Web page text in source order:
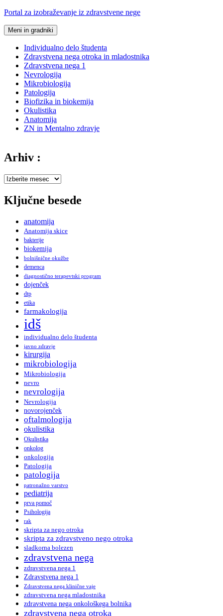
Preskoči
vsebino
Portal za izobraževanje iz zdravstvene nege
Meni in gradniki
Individualno delo študenta
Zdravstvena nega otroka in mladostnika
Zdravstvena nega 1
Nevrologija
Mikrobiologija
Patologija
Biofizika in biokemija
Okulistika
Anatomija
ZN in Mentalno zdravje
Arhiv :
Arhiv
Ključne besede
anatomija
Anatomija skice
bakterije
biokemija
bolnišnične okužbe
demenca
diagnostično terapevtski program
dojenček
dtp
etika
farmakologija
idš
individualno delo študenta
javno zdravje
kirurgija
mikrobiologija
Mikrobiologija
nevro
nevrologija
Nevrologija
novorojenček
oftalmologija
okulistika
Okulistika
onkolog
onkologija
Patologija
patologija
patronažno varstvo
pediatrija
prva pomoč
Psihologija
rak
skripta za nego otroka
skripta za zdravstveno nego otroka
sladkorna bolezen
zdravstvena nega
zdravstvena nega 1
Zdravstvena nega 1
Zdravstvena nega klinične vaje
zdravstvena nega mladostnika
zdravstvena nega onkološkega bolnika
zdravstvena nega otroka